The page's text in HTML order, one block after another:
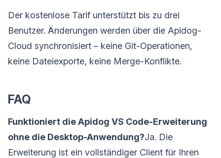
Der kostenlose Tarif unterstützt bis zu drei
Benutzer. Änderungen werden über die Apidog-
Cloud synchronisiert – keine Git-Operationen,
keine Dateiexporte, keine Merge-Konflikte.
FAQ
Funktioniert die Apidog VS Code-Erweiterung
ohne die Desktop-Anwendung?Ja. Die
Erweiterung ist ein vollständiger Client für Ihren